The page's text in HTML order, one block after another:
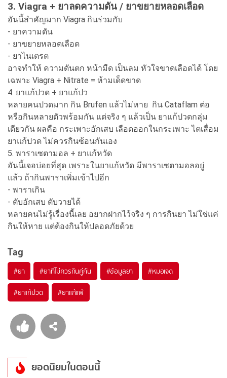
3. Viagra + ยาลดความดัน / ยาขยายหลอดเลือด
อันนี้สำคัญมาก Viagra กินร่วมกับ
- ยาความดัน
- ยาขยายหลอดเลือด
- ยาไนเตรต
อาจทำให้ ความดันตก หน้ามืด เป็นลม หัวใจขาดเลือดได้ โดย
เฉพาะ Viagra + Nitrate = ห้ามเด็ดขาด
4. ยาแก้ปวด + ยาแก้ปว
หลายคนปวดมาก กิน Brufen แล้วไม่หาย กิน Cataflam ต่อ
หรือกินหลายตัวพร้อมกัน แต่จริง ๆ แล้วเป็น ยาแก้ปวดกลุ่ม
เดียวกัน ผลคือ กระเพาะอักเสบ เลือดออกในกระเพาะ ไตเสื่อม
ยาแก้ปวด ไม่ควรกินซ้อนกันเอง
5. พาราเซตามอล + ยาแก้หวัด
อันนี้เจอบ่อยที่สุด เพราะในยาแก้หวัด มีพาราเซตามอลอยู่
แล้ว ถ้ากินพาราเพิ่มเข้าไปอีก
- พาราเกิน
- ตับอักเสบ ตับวายได้
หลายคนไม่รู้เรื่องนี้เลย อยากฝากไว้จริง ๆ การกินยา ไม่ใช่แค่
กินให้หาย แต่ต้องกินให้ปลอดภัยด้วย
Tag
#ยา #ยาที่ไม่ควรกินคู่กัน #ข้อมูลยา #หมอเจด
#ยาแก้ปวด #ยาแก้แพ้
ยอดนิยมในตอนนี้